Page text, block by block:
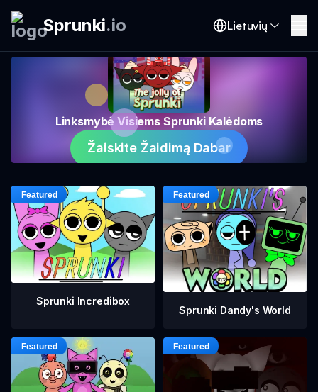
Sprunki.io Lietuvių
Linksmybė Visiems Sprunki Kalėdoms
Žaiskite Žaidimą Dabar
Sprunki Incredibox
Sprunki Dandy's World